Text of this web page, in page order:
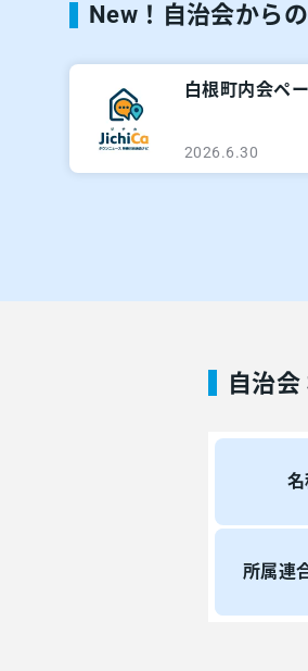
New！自治会から
白根町内会ペ
2026.6.30
自治会
所属連